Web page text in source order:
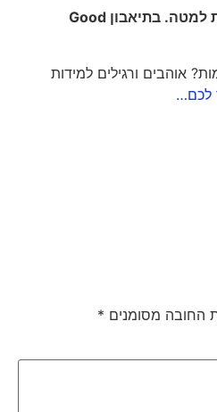
בתיאבוןGood
אוהבים ורגילים למידות
מסומנים*